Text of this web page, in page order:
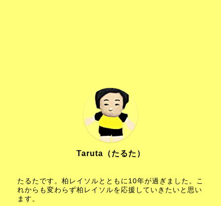
Taruta（たるた）
たるたです。柏レイソルとともに10年が過ぎました。こ
れからも変わらず柏レイソルを応援していきたいと思い
ます。